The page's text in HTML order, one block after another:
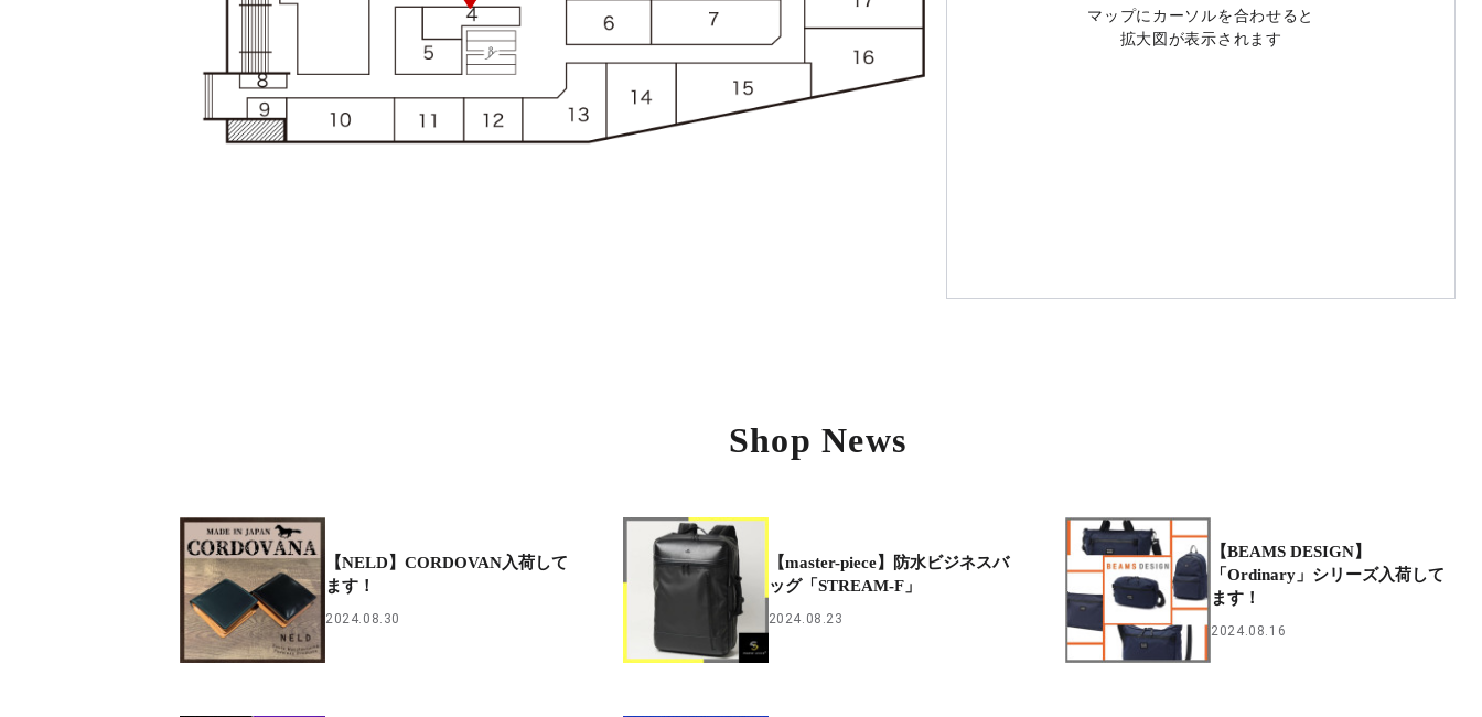
マップにカーソルを合わせると
拡大図が表示されます
Shop News
【NELD】CORDOVAN入荷して
ます！
2024.08.30
【master-piece】防水ビジネスバ
ッグ「STREAM-F」
2024.08.23
【BEAMS DESIGN】
「Ordinary」シリーズ入荷して
ます！
2024.08.16